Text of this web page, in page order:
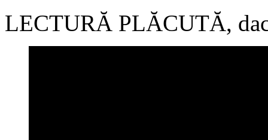
LECTURĂ PLĂCUTĂ,